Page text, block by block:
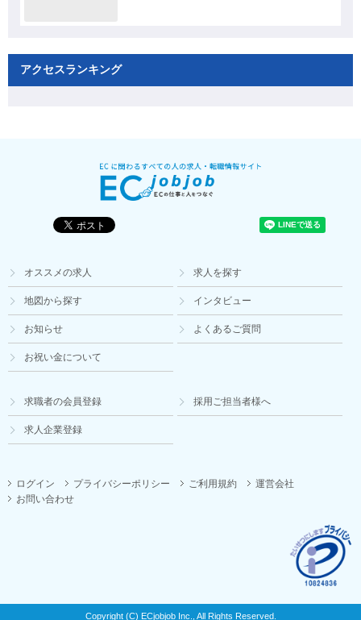
アクセスランキング
オススメの求人 求人を探す
地図から探す インタビュー
お知らせ よくあるご質問
お祝い金について
求職者の会員登録 採用ご担当者様へ
求人企業登録
ログイン プライバシーポリシー ご利用規約
運営会社
お問い合わせ
Copyright (C) ECjobjob Inc., All Rights Reserved.